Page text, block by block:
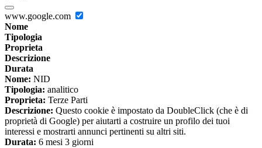
www.google.com
Nome
Tipologia
Proprieta
Descrizione
Durata
Nome: NID
Tipologia: analitico
Proprieta: Terze Parti
Descrizione: Questo cookie è impostato da DoubleClick (che è di
proprietà di Google) per aiutarti a costruire un profilo dei tuoi
interessi e mostrarti annunci pertinenti su altri siti.
Durata: 6 mesi 3 giorni